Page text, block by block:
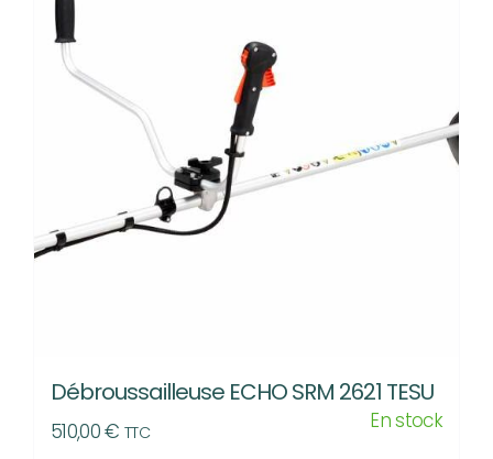
Débroussailleuse ECHO SRM 2621 TESU
510,00€ TTC En stock